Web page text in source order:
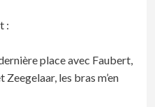
:
place avec Faubert,
Zeegelaar, les bras m’en